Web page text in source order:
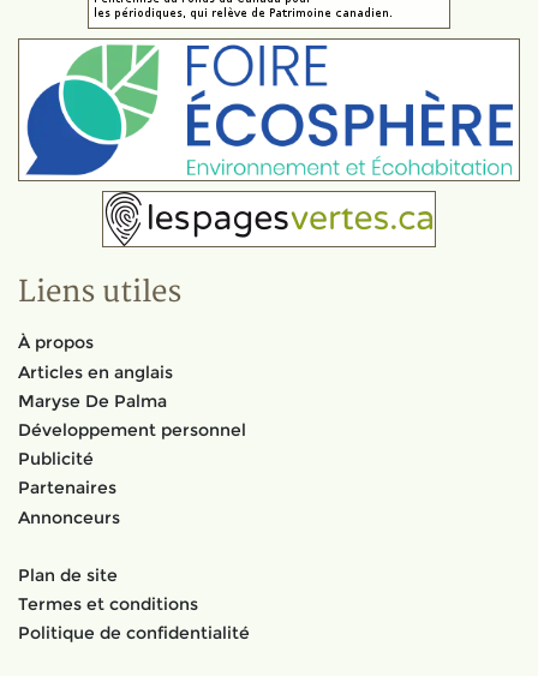
Liens utiles
À propos
Articles en anglais
Maryse De Palma
Développement personnel
Publicité
Partenaires
Annonceurs
Plan de site
Termes et conditions
Politique de confidentialité